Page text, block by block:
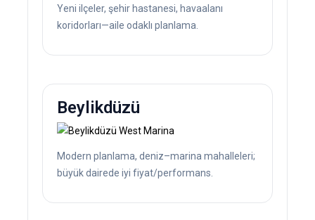
Yeni ilçeler, şehir hastanesi, havaalanı
koridorları—aile odaklı planlama.
Beylikdüzü
Modern planlama, deniz–marina mahalleleri;
büyük dairede iyi fiyat/performans.